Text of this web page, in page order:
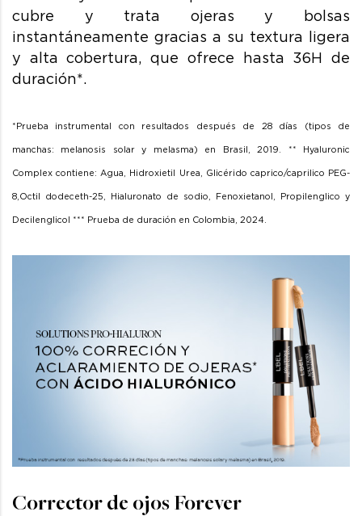
cubre y trata ojeras y bolsas
instantáneamente gracias a su textura ligera
y alta cobertura, que ofrece hasta 36H de
duración*.
*Prueba instrumental con resultados después de 28 días (tipos de
manchas: melanosis solar y melasma) en Brasil, 2019. ** Hyaluronic
Complex contiene: Agua, Hidroxietil Urea, Glicérido caprico/caprilico PEG-
8,Octil dodeceth-25, Hialuronato de sodio, Fenoxietanol, Propilenglico y
Decilenglicol *** Prueba de duración en Colombia, 2024.
Corrector de ojos Forever